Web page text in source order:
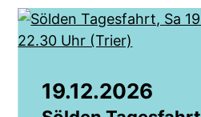
19.12.2026